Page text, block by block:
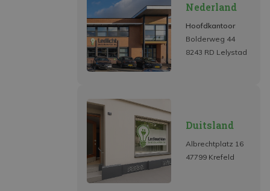
Nederland
Hoofdkantoor
Bolderweg 44
8243 RD Lelystad
Duitsland
Albrechtplatz 16
47799 Krefeld